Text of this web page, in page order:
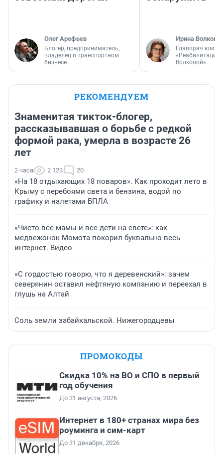
Олег Арефьев
Блогер, предприниматель,
владелец в транспортном
бизнесе
Ирина Волкова
Главврач
«Реабилитация
Волковой»
РЕКОМЕНДУЕМ
Знаменитая тикток-блогер,
рассказывавшая о борьбе с редкой
формой рака, умерла в возрасте 26
лет
2 часа 2 123 20
«На 18 отдыхающих 18 поваров». Как проходит лето в
Крыму с перебоями света и бензина, водой по
графику и налетами БПЛА
«Чисто все мамы и все дети на свете»: как
медвежонок Момота покорил буквально весь
интернет. Видео
«С гордостью говорю, что я деревенский»: зачем
северянин оставил нефтяную компанию и переехал в
глушь на Алтай
Соль земли забайкальской. Нижегородцевы
ПРОМОКОДЫ
Скидка 10% на ВО и СПО в первый
год обучения
До 31 августа, 2026
Интернет в 180+ странах мира без
роуминга и сим-карт
До 31 декабря, 2026